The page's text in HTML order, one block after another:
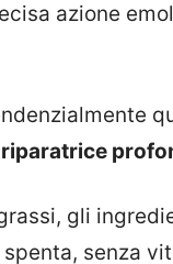
azione
gli
senza